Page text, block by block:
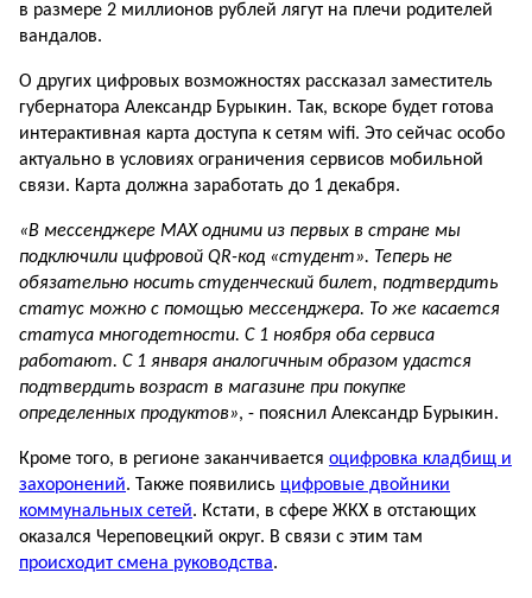
в размере 2 миллионов рублей лягут на плечи родителей
вандалов.
О других цифровых возможностях рассказал заместитель
губернатора Александр Бурыкин. Так, вскоре будет готова
интерактивная карта доступа к сетям wifi. Это сейчас особо
актуально в условиях ограничения сервисов мобильной
связи. Карта должна заработать до 1 декабря.
«В мессенджере MAX одними из первых в стране мы
подключили цифровой QR-код «студент». Теперь не
обязательно носить студенческий билет, подтвердить
статус можно с помощью мессенджера. То же касается
статуса многодетности. С 1 ноября оба сервиса
работают. С 1 января аналогичным образом удастся
подтвердить возраст в магазине при покупке
определенных продуктов», - пояснил Александр Бурыкин.
Кроме того, в регионе заканчивается оцифровка кладбищ и
захоронений. Также появились цифровые двойники
коммунальных сетей. Кстати, в сфере ЖКХ в отстающих
оказался Череповецкий округ. В связи с этим там
происходит смена руководства.